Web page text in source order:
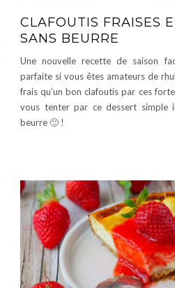
CLAFOUTIS FRAISES
SANS BEURRE
Une nouvelle recette de saison
parfaite si vous êtes amateurs de
frais qu’un bon clafoutis par ces
vous tenter par ce dessert simple
beurre 🙂 !